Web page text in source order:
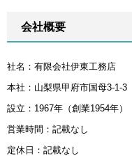
会社概要
社名：有限会社伊東工務店
本社：山梨県甲府市国母3-1-3
設立：1967年（創業1954年）
営業時間：記載なし
定休日：記載なし